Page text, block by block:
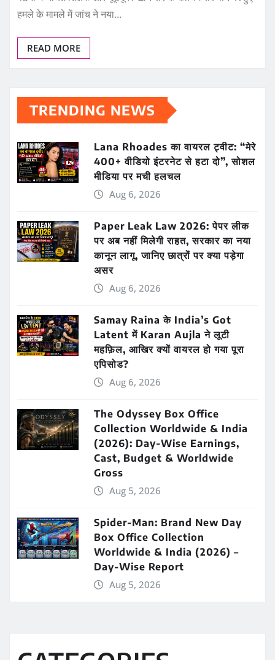
हमले के मामले में जांच ने नया…
READ MORE
TRENDING NEWS
Lana Rhoades का वायरल ट्वीट: “मेरे
400+ वीडियो इंटरनेट से हटा दो”, सोशल
मीडिया पर मची हलचल
Aug 6, 2026
Paper Leak Law 2026: पेपर लीक
पर अब नहीं मिलेगी राहत, सरकार का नया
कानून लागू, जानिए छात्रों पर क्या पड़ेगा
असर
Aug 6, 2026
Samay Raina के India’s Got
Latent में Karan Aujla ने लूटी
महफ़िल, आखिर क्यों वायरल हो गया पूरा
एपिसोड?
Aug 6, 2026
The Odyssey Box Office
Collection Worldwide & India
(2026): Day-Wise Earnings,
Cast, Budget & Worldwide
Gross
Aug 5, 2026
Spider-Man: Brand New Day
Box Office Collection
Worldwide & India (2026) –
Day-Wise Report
Aug 5, 2026